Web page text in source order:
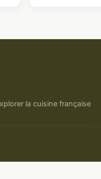
la cuisine française